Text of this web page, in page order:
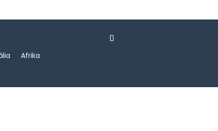
Afrika